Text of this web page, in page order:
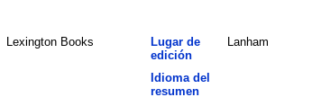
Lexington Books
Lugar de
edición
Lanham
Idioma del
resumen